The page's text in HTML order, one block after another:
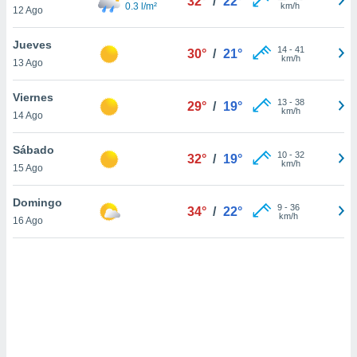
de que
sean
se
para
ni para
o
12 Ago
0.3 l/m²
km/h
Jueves
13 Ago
30° / 21° 14- 41
km/h
Viernes
14 Ago
29° / 19° 13- 38
km/h
Sábado
15 Ago
32° / 19° 10- 32
km/h
Domingo
16 Ago
34° / 22° 9- 36
km/h